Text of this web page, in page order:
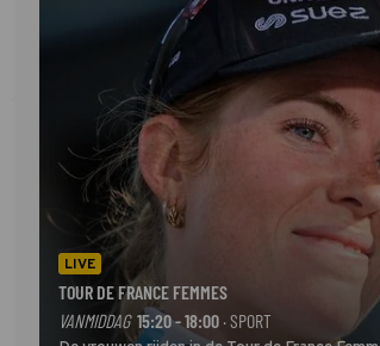
LIVE
TOUR DE FRANCE FEMMES
VANMIDDAG 15:20 - 18:00 · SPORT